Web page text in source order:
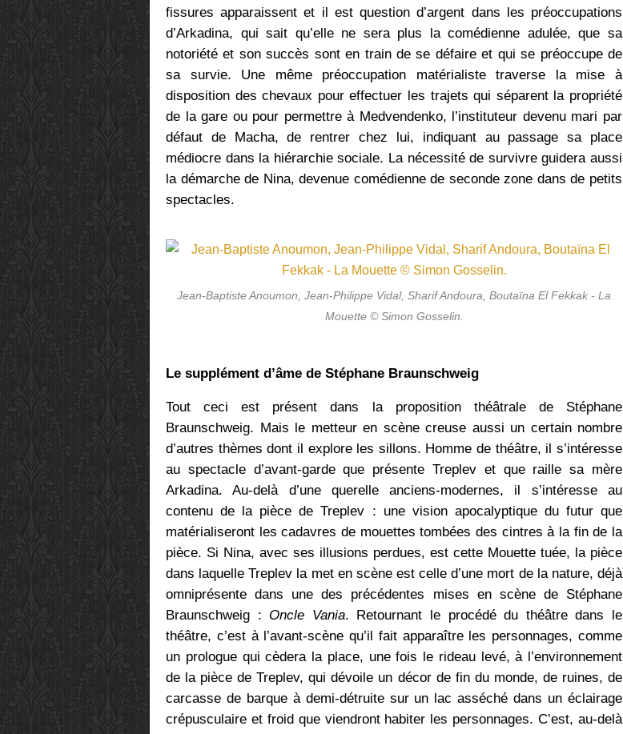
fissures apparaissent et il est question d’argent dans les préoccupations
d’Arkadina, qui sait qu’elle ne sera plus la comédienne adulée, que sa
notoriété et son succès sont en train de se défaire et qui se préoccupe de
sa survie. Une même préoccupation matérialiste traverse la mise à
disposition des chevaux pour effectuer les trajets qui séparent la propriété
de la gare ou pour permettre à Medvendenko, l’instituteur devenu mari par
défaut de Macha, de rentrer chez lui, indiquant au passage sa place
médiocre dans la hiérarchie sociale. La nécessité de survivre guidera aussi
la démarche de Nina, devenue comédienne de seconde zone dans de petits
spectacles.
Jean-Baptiste Anoumon, Jean-Philippe Vidal, Sharif Andoura, Boutaïna El Fekkak - La
Mouette © Simon Gosselin.
Le supplément d’âme de Stéphane Braunschweig
Tout ceci est présent dans la proposition théâtrale de Stéphane
Braunschweig. Mais le metteur en scène creuse aussi un certain nombre
d’autres thèmes dont il explore les sillons. Homme de théâtre, il s’intéresse
au spectacle d’avant-garde que présente Treplev et que raille sa mère
Arkadina. Au-delà d’une querelle anciens-modernes, il s’intéresse au
contenu de la pièce de Treplev : une vision apocalyptique du futur que
matérialiseront les cadavres de mouettes tombées des cintres à la fin de la
pièce. Si Nina, avec ses illusions perdues, est cette Mouette tuée, la pièce
dans laquelle Treplev la met en scène est celle d’une mort de la nature, déjà
omniprésente dans une des précédentes mises en scène de Stéphane
Braunschweig : Oncle Vania. Retournant le procédé du théâtre dans le
théâtre, c’est à l’avant-scène qu’il fait apparaître les personnages, comme
un prologue qui cèdera la place, une fois le rideau levé, à l’environnement
de la pièce de Treplev, qui dévoile un décor de fin du monde, de ruines, de
carcasse de barque à demi-détruite sur un lac asséché dans un éclairage
crépusculaire et froid que viendront habiter les personnages. C’est, au-delà